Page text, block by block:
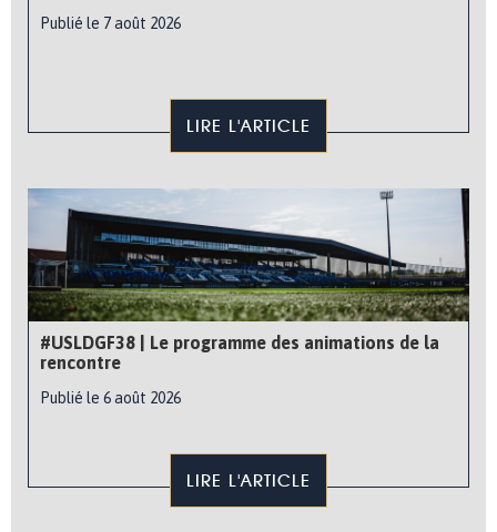
Publié le 7 août 2026
LIRE L'ARTICLE
#USLDGF38 | Le programme des animations de la
rencontre
Publié le 6 août 2026
LIRE L'ARTICLE